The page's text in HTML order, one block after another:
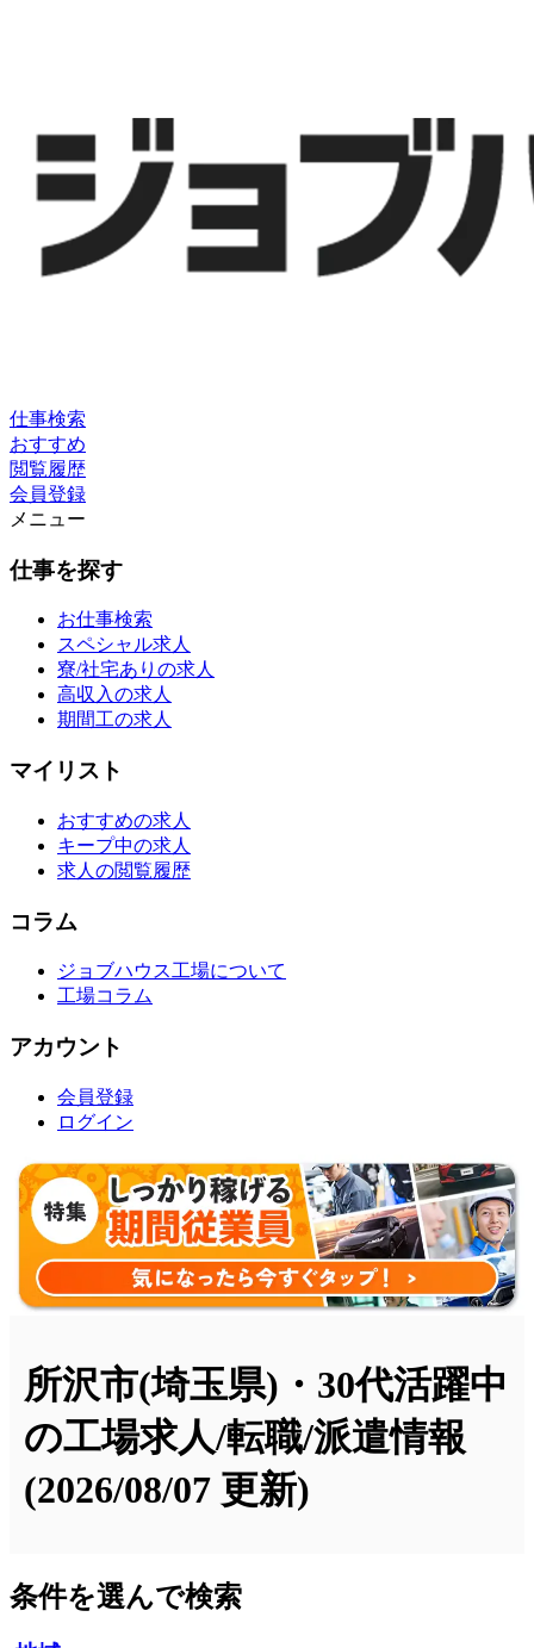
仕事検索
おすすめ
閲覧履歴
会員登録
メニュー
仕事を探す
お仕事検索
スペシャル求人
寮/社宅ありの求人
高収入の求人
期間工の求人
マイリスト
おすすめの求人
キープ中の求人
求人の閲覧履歴
コラム
ジョブハウス工場について
工場コラム
アカウント
会員登録
ログイン
所沢市(埼玉県)・30代活躍中
の工場求人/転職/派遣情報
(2026/08/07 更新)
条件を選んで検索